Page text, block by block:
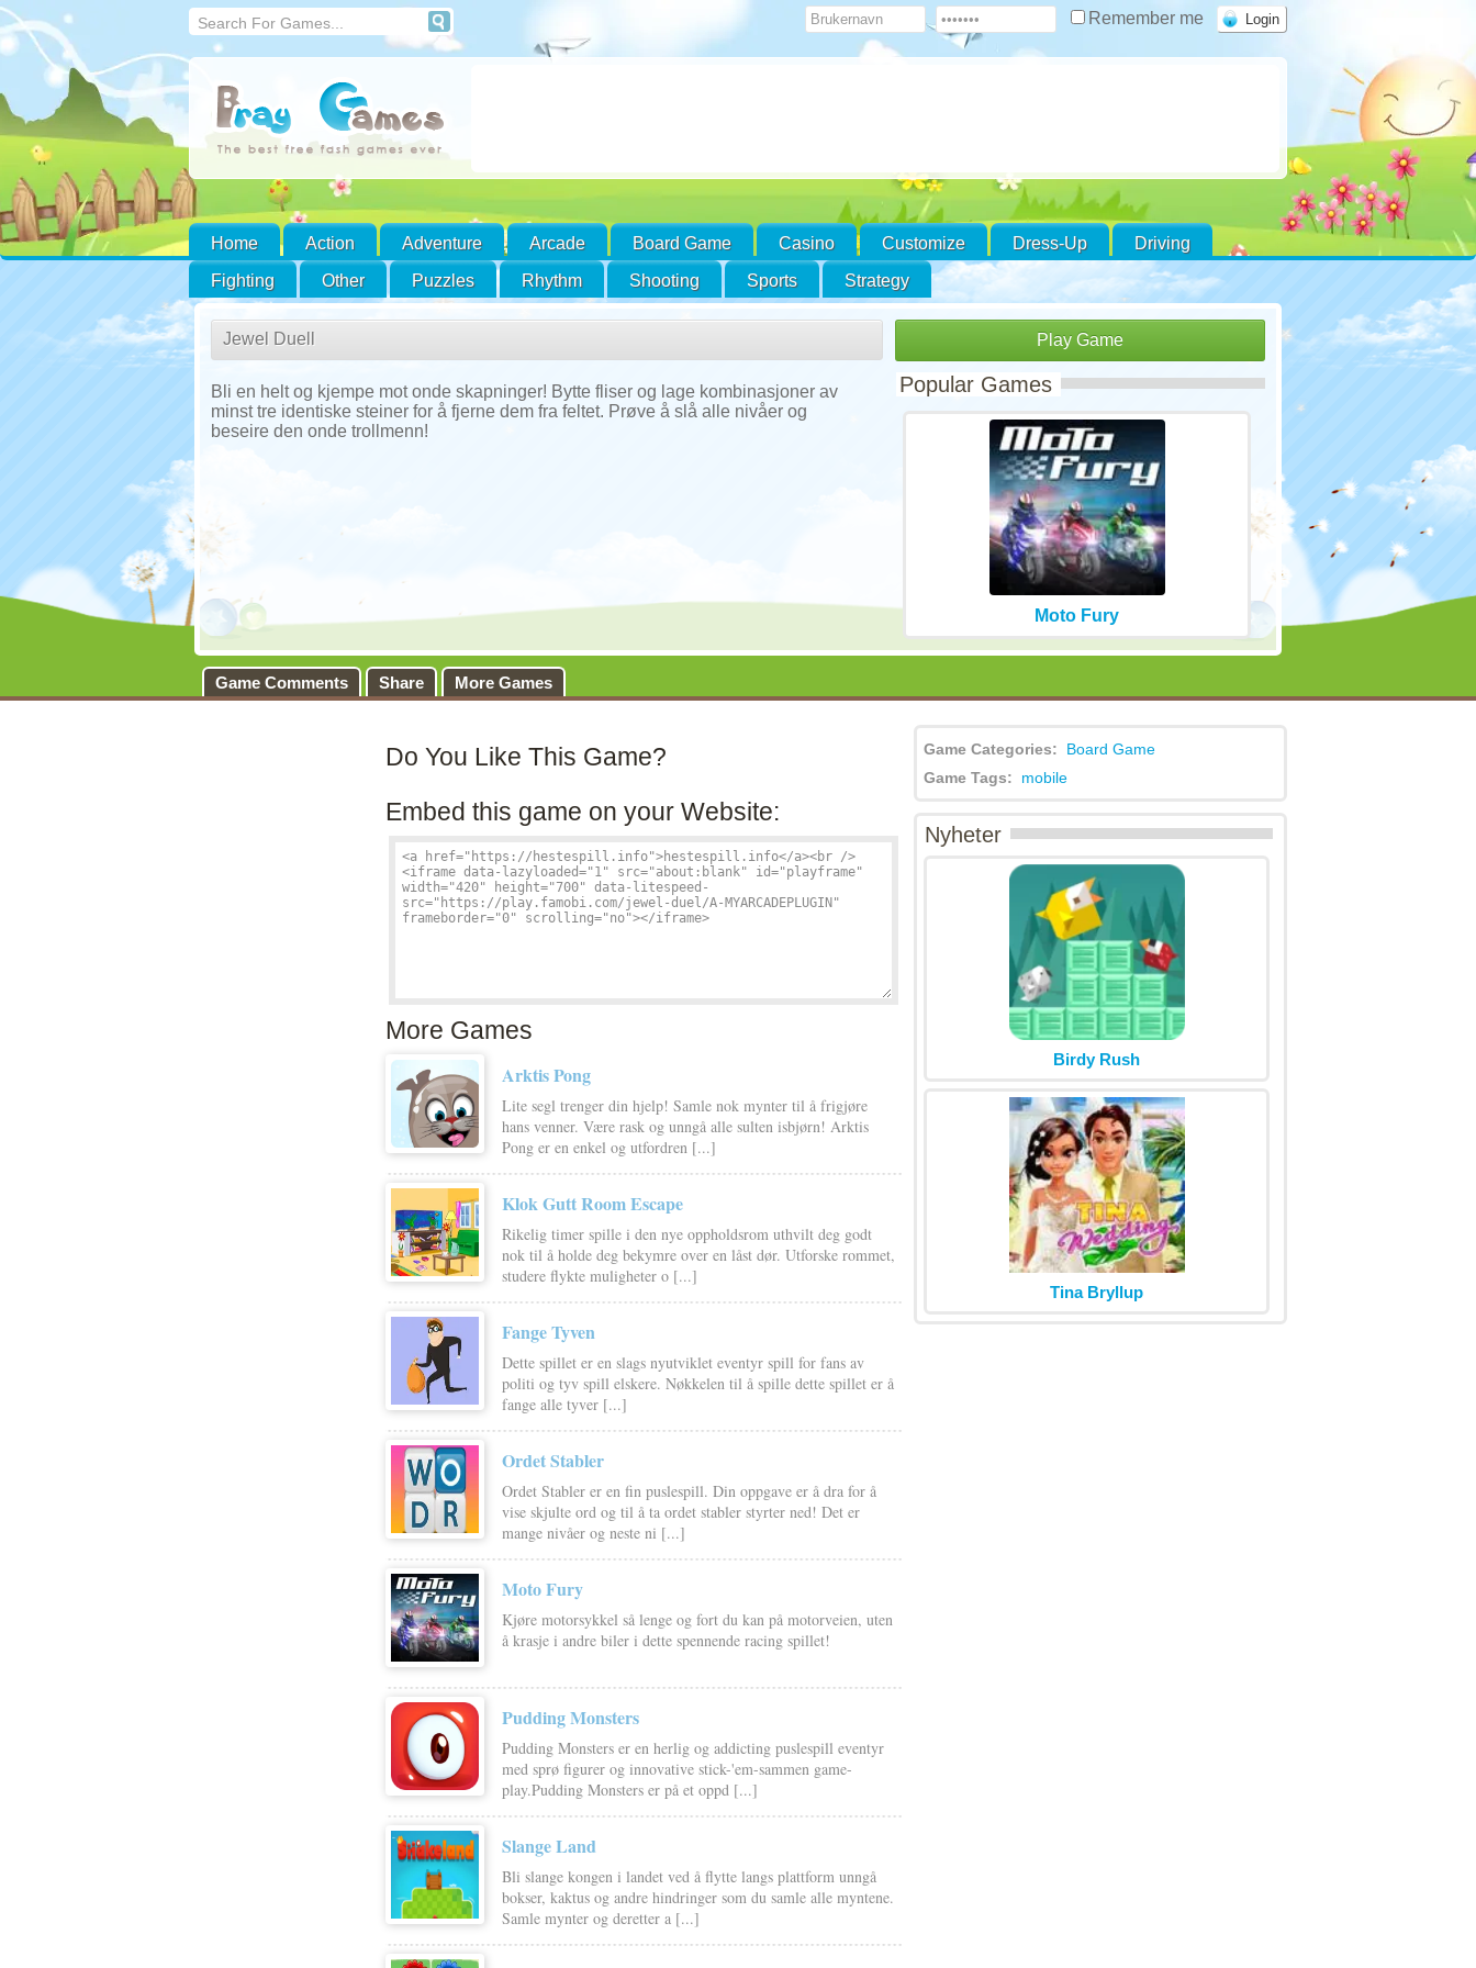
Remember me
Home Action Adventure Arcade Board Game Casino Customize Dress-Up
Driving
Fighting
Other Puzzles Rhythm Shooting Sports Strategy
Jewel Duell Play Game
Bli en helt og kjempe mot onde skapninger! Bytte fliser og lage kombinasjoner av
minst tre identiske steiner for å fjerne dem fra feltet. Prøve å slå alle nivåer og
beseire den onde trollmenn!
Popular Games
Moto Fury
Game Comments Share More Games
Do You Like This Game?
Embed this game on your Website:
More Games
Arktis Pong
Lite segl trenger din hjelp! Samle nok mynter til å frigjøre
hans venner. Være rask og unngå alle sulten isbjørn! Arktis
Pong er en enkel og utfordren [...]
Klok Gutt Room Escape
Rikelig timer spille i den nye oppholdsrom uthvilt deg godt
nok til å holde deg bekymre over en låst dør. Utforske rommet,
studere flykte muligheter o [...]
Fange Tyven
Dette spillet er en slags nyutviklet eventyr spill for fans av
politi og tyv spill elskere. Nøkkelen til å spille dette spillet er å
fange alle tyver [...]
Ordet Stabler
Ordet Stabler er en fin puslespill. Din oppgave er å dra for å
vise skjulte ord og til å ta ordet stabler styrter ned! Det er
mange nivåer og neste ni [...]
Moto Fury
Kjøre motorsykkel så lenge og fort du kan på motorveien, uten
å krasje i andre biler i dette spennende racing spillet!
Pudding Monsters
Pudding Monsters er en herlig og addicting puslespill eventyr
med sprø figurer og innovative stick-'em-sammen game-
play.Pudding Monsters er på et oppd [...]
Slange Land
Bli slange kongen i landet ved å flytte langs plattform unngå
bokser, kaktus og andre hindringer som du samle alle myntene.
Samle mynter og deretter a [...]
Game Categories: Board Game
Game Tags: mobile
Nyheter
Birdy Rush
Tina Bryllup